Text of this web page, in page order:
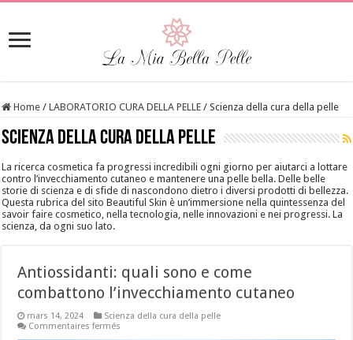
Home / LABORATORIO CURA DELLA PELLE / Scienza della cura della pelle
Scienza della cura della pelle
La ricerca cosmetica fa progressi incredibili ogni giorno per aiutarci a lottare
contro l’invecchiamento cutaneo e mantenere una pelle bella. Delle belle
storie di scienza e di sfide di nascondono dietro i diversi prodotti di bellezza.
Questa rubrica del sito Beautiful Skin è un’immersione nella quintessenza del
savoir faire cosmetico, nella tecnologia, nelle innovazioni e nei progressi. La
scienza, da ogni suo lato.
Antiossidanti: quali sono e come
combattono l’invecchiamento cutaneo
mars 14, 2024
Scienza della cura della pelle
Commentaires fermés